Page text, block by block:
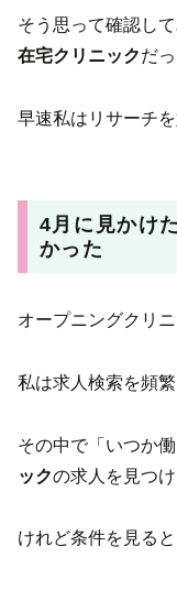
そう思って確認し
在宅クリニックだ
早速私はリサーチを
4月に見かけ
かった
オープニングクリ
私は求人検索を頻繁
その中で「いつか
ックの求人を見つけ
けれど条件を見ると